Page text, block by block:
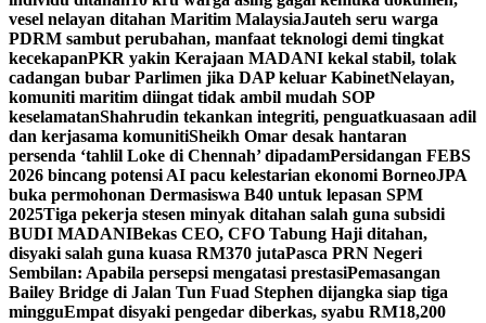
vesel nelayan ditahan Maritim MalaysiaJauteh seru warga
PDRM sambut perubahan, manfaat teknologi demi tingkat
kecekapanPKR yakin Kerajaan MADANI kekal stabil, tolak
cadangan bubar Parlimen jika DAP keluar KabinetNelayan,
komuniti maritim diingat tidak ambil mudah SOP
keselamatanShahrudin tekankan integriti, penguatkuasaan adil
dan kerjasama komunitiSheikh Omar desak hantaran
persenda ‘tahlil Loke di Chennah’ dipadamPersidangan FEBS
2026 bincang potensi AI pacu kelestarian ekonomi BorneoJPA
buka permohonan Dermasiswa B40 untuk lepasan SPM
2025Tiga pekerja stesen minyak ditahan salah guna subsidi
BUDI MADANIBekas CEO, CFO Tabung Haji ditahan,
disyaki salah guna kuasa RM370 jutaPasca PRN Negeri
Sembilan: Apabila persepsi mengatasi prestasiPemasangan
Bailey Bridge di Jalan Tun Fuad Stephen dijangka siap tiga
mingguEmpat disyaki pengedar diberkas, syabu RM18,200